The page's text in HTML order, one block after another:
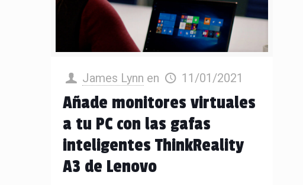
James Lynn en 11/01/2021
Añade monitores virtuales
a tu PC con las gafas
inteligentes ThinkReality
A3 de Lenovo